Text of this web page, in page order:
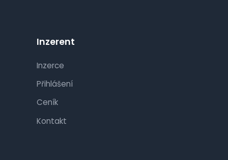
Inzerent
Inzerce
Přihlášení
Ceník
Kontakt